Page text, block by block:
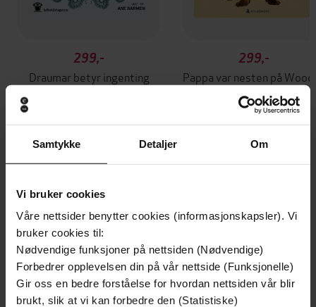
Samtykke Detaljer Om
Vi bruker cookies
Våre nettsider benytter cookies (informasjonskapsler). Vi
bruker cookies til:
Nødvendige funksjoner på nettsiden (Nødvendige)
Forbedrer opplevelsen din på vår nettside (Funksjonelle)
Gir oss en bedre forståelse for hvordan nettsiden vår blir
brukt, slik at vi kan forbedre den (Statistiske)
299,-
Draumar betyr ingenting
299,-
Ane Barmen
LYDBOK
Succession på norsk!
Premium